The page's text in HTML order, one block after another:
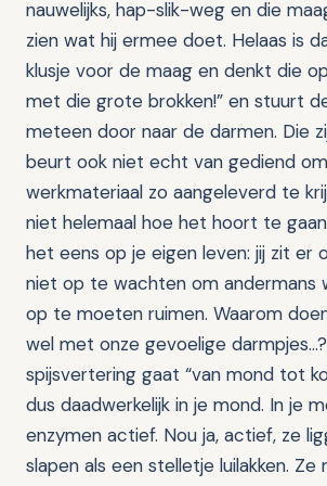
nauwelijks, hap-slik-weg en die
zien wat hij ermee doet. Helaas is
klusje voor de maag en denkt die
met die grote brokken!” en stuurt
meteen door naar de darmen. Die
beurt ook niet echt van gediend
werkmateriaal zo aangeleverd te
niet helemaal hoe het hoort te
het eens op je eigen leven: jij zit er
niet op te wachten om andermans
op te moeten ruimen. Waarom
wel met onze gevoelige
spijsvertering gaat “van mond tot
dus daadwerkelijk in je mond. In je
enzymen actief. Nou ja, actief, ze
slapen als een stelletje luilakken.